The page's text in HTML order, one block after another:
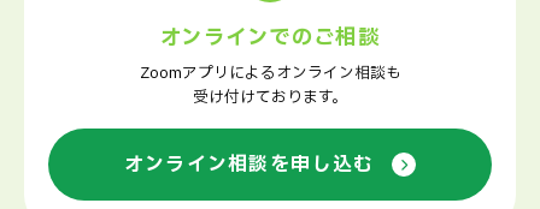
オンラインでのご相談
Zoomアプリによるオンライン相談も
受け付けております。
オンライン相談を申し込む